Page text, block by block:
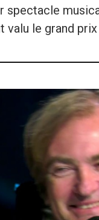
le grand